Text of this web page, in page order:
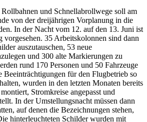
und Schnellabrollwege soll am
von der dreijährigen Vorplanung in die
In der Nacht vom 12. auf den 13. Juni ist
vorgesehen. 35 Arbeitsko­lonnen sind dann
auszutauschen, 53 neue
und 300 alte Markie­rungen zu
rund 170 Personen und 50 Fahrzeuge
Beeinträchtigungen für den Flugbetrieb so
wurden in den letzten Monaten bereits
Stromkreise angepasst und
In der Umstellungsnacht müssen dann
auf denen die Bezeichnungen stehen,
hinterleuchteten Schilder wurden mit